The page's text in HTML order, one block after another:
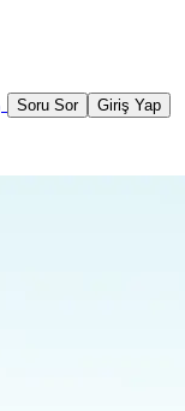
Soru Sor Giriş Yap